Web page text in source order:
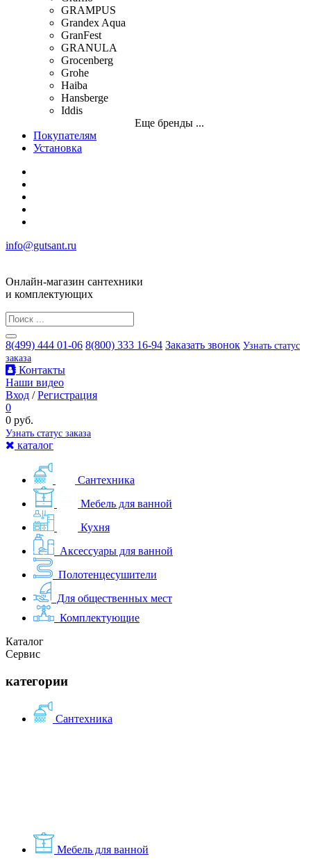
GRAMPUS
Grandex Aqua
GranFest
GRANULA
Grocenberg
Grohe
Haiba
Hansberge
Iddis
Еще бренды ...
Покупателям
Установка
info@gutsant.ru
Онлайн-магазин сантехники
и комплектующих
8(499) 444 01-06 8(800) 333 16-94 Заказать звонок Узнать статус
заказа
Контакты
Наши видео
Вход /Регистрация
0
0 руб.
Узнать статус заказа
каталог
Сантехника
Мебель для ванной
Кухня
Аксессуары для ванной
Полотенцесушители
Для общественных мест
Комплектующие
Каталог
Сервис
категории
Сантехника
Мебель для ванной